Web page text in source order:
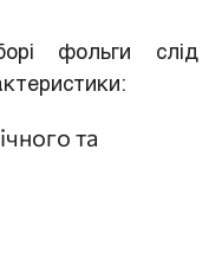
фольги слід
та